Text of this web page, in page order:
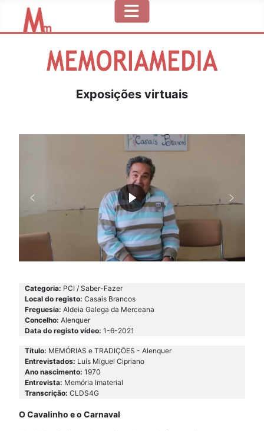
Exposições virtuais
Categoria: PCI / Saber-Fazer
Local do registo: Casais Brancos
Freguesia: Aldeia Galega da Merceana
Concelho: Alenquer
Data do registo vídeo: 1-6-2021
Título: MEMÓRIAS e TRADIÇÕES - Alenquer
Entrevistados: Luís Miguel Cipriano
Ano nascimento: 1970
Entrevista: Memória Imaterial
Transcrição: CLDS4G
O Cavalinho e o Carnaval